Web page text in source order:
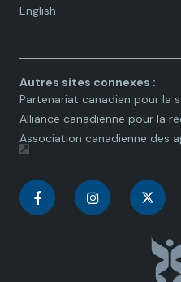
English
Language
Autres sites connexes :
Partenariat canadien pour la
Alliance canadienne pour la
Association canadienne des
C C
n